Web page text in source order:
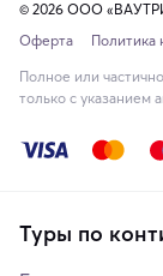
© 2026 ООО
Оферта
Политика
Полное или
только с указанием
Туры по